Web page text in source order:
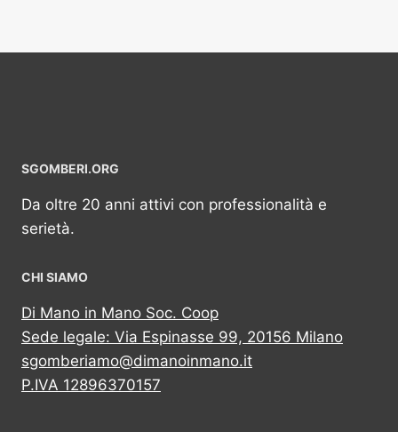
SGOMBERI.ORG
Da oltre 20 anni attivi con professionalità e
serietà.
CHI SIAMO
Di Mano in Mano Soc. Coop
Sede legale: Via Espinasse 99, 20156 Milano
sgomberiamo@dimanoinmano.it
P.IVA 12896370157